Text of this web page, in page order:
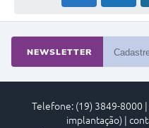
NEWSLETTER
Telefone: (19) 3849-8000
implantação) |